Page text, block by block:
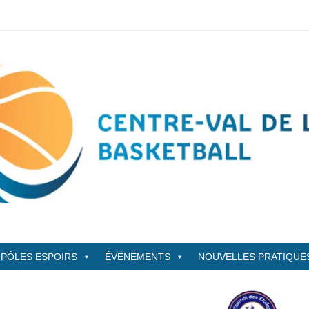
PÔLES ESPOIRS ÉVÉNEMENTS NOUVELLES